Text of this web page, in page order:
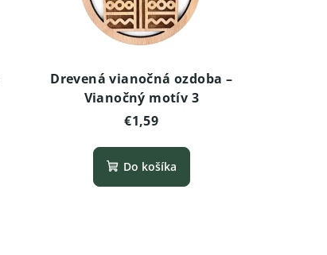
Drevená vianočná ozdoba –
Vianočný motív 3
€1,59
Do košíka